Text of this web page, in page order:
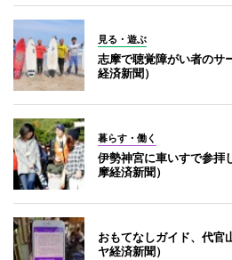
見る・遊ぶ
志摩で聴覚障がい者のサ
経済新聞）
暮らす・働く
伊勢神宮に車いすで参拝
摩経済新聞）
おもてなしガイド、代官
ヤ経済新聞）